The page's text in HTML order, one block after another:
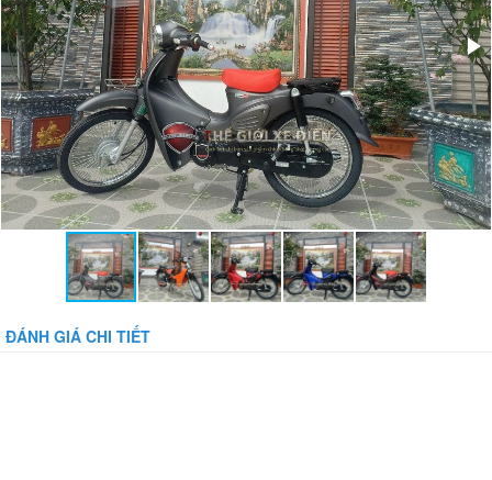
Khả năng tải trọng:160kg
Phanh xe trước/sau:Phanh cơ
Mầu sắc:Đủ mầu
Phụ kiện đi kèm:
ĐÁNH GIÁ CHI TIẾT